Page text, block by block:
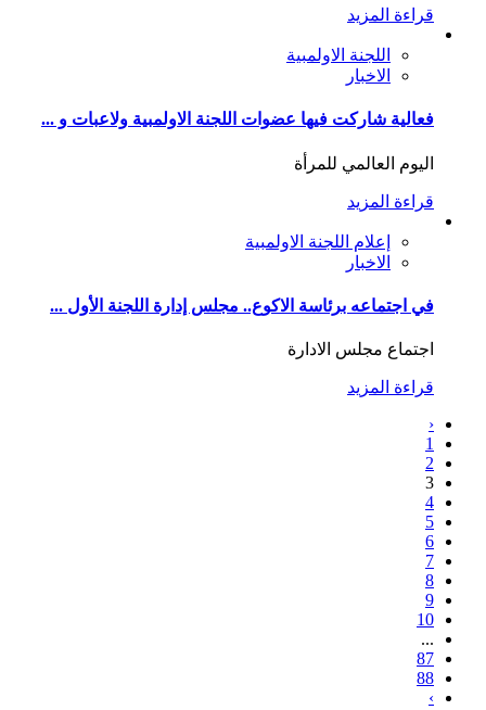
قراءة المزيد
اللجنة الاولمبية
الاخبار
فعالية شاركت فيها عضوات اللجنة الاولمبية ولاعبات و ...
اليوم العالمي للمرأة
قراءة المزيد
إعلام اللجنة الاولمبية
الاخبار
في اجتماعه برئاسة الاكوع.. مجلس إدارة اللجنة الأول ...
اجتماع مجلس الادارة
قراءة المزيد
‹
1
2
3
4
5
6
7
8
9
10
...
87
88
›